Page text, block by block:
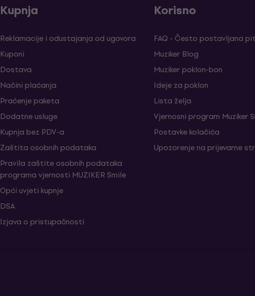
Kupnja
Reklamacije i odustajanja od ugovora
Kuponi
Dostava
Načini plaćanja
Praćenje paketa
Dodatne usluge
Kupnja bez PDV-a
Zaštita osobnih podataka
Pravila zaštite osobnih podataka
programa vjernosti MUZIKER Smile
Opći uvjeti kupnje
DSA
Izjava o pristupačnosti
Korisno
FAQ - Često postavljana
Muziker Blog
Muziker poklon-bon
Ideje za poklon
Lista želja
Vjernosni program Muziker
Postavke kolačića
Upozorenje na prijevarne